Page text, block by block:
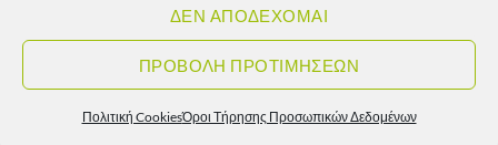
ΔΕΝ ΑΠΟΔΕΧΟΜΑΙ
ΠΡΟΒΟΛΗ ΠΡΟΤΙΜΗΣΕΩΝ
Πολιτική CookiesΌροι Τήρησης Προσωπικών Δεδομένων
Πολιτική αποστολών
Copyright 2026 ©Celiacshop.gr